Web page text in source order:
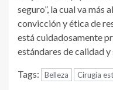
seguro”, la cual va más
convicción y ética de
está cuidadosamente
estándares de calidad
Tags: Belleza Cirugía